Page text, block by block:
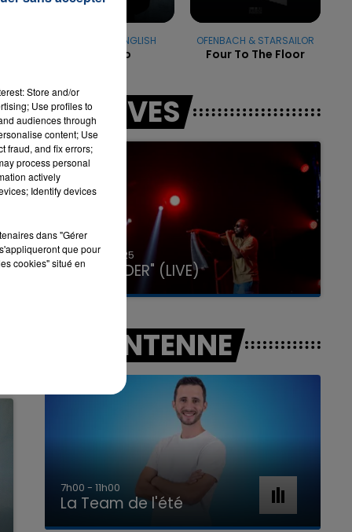
LA TEAM DE L'ÉTÉ
DADJU & FRANGLISH
Django
OFENBACH & STARSAILOR
Four To The Floor
LES LIVES
31 janvier 2025
GIMS "SPIDER" (LIVE)
A L'ANTENNE
7h00 - 11h00
La Team de l'été
Store and/or
Use profiles to
audiences through
content; Use
fraud, and fix errors;
process personal
actively
Identify devices
dans "Gérer
que pour
cookies" situé en